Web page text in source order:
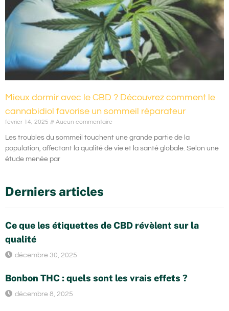
Mieux dormir avec le CBD ? Découvrez comment le
cannabidiol favorise un sommeil réparateur
février 14, 2025 Aucun commentaire
Les troubles du sommeil touchent une grande partie de la
population, affectant la qualité de vie et la santé globale. Selon une
étude menée par
Derniers articles
Ce que les étiquettes de CBD révèlent sur la
qualité
décembre 30, 2025
Bonbon THC : quels sont les vrais effets ?
décembre 8, 2025